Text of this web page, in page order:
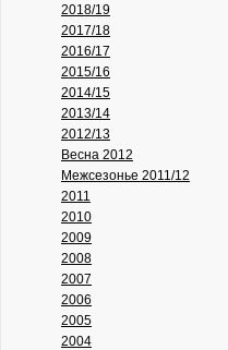
2018/19
2017/18
2016/17
2015/16
2014/15
2013/14
2012/13
Весна 2012
Межсезонье 2011/12
2011
2010
2009
2008
2007
2006
2005
2004